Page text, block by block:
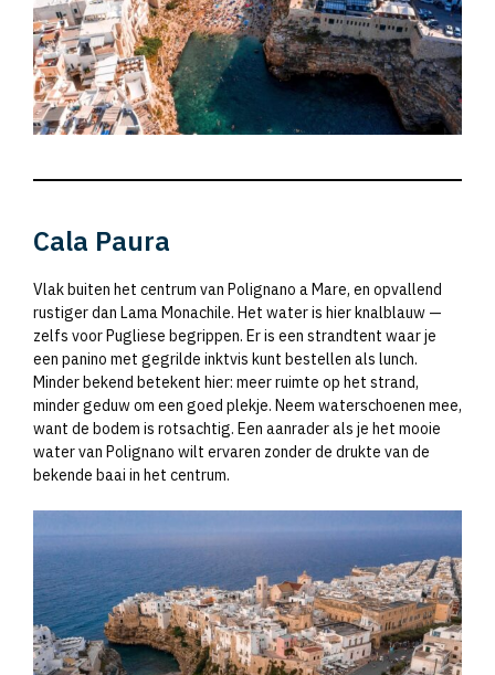
Cala Paura
Vlak buiten het centrum van Polignano a Mare, en opvallend
rustiger dan Lama Monachile. Het water is hier knalblauw —
zelfs voor Pugliese begrippen. Er is een strandtent waar je
een panino met gegrilde inktvis kunt bestellen als lunch.
Minder bekend betekent hier: meer ruimte op het strand,
minder geduw om een goed plekje. Neem waterschoenen mee,
want de bodem is rotsachtig. Een aanrader als je het mooie
water van Polignano wilt ervaren zonder de drukte van de
bekende baai in het centrum.